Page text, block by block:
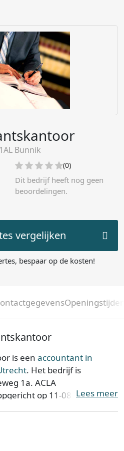
Bunnik
(0)
Dit bedrijf heeft nog geen
beoordelingen.
vergelijken
bespaar op de kosten!
is een accountant in
. Het bedrijf is
1a. ACLA
op 11-08-1994.
kantoor is bij de KvK
Lees meer